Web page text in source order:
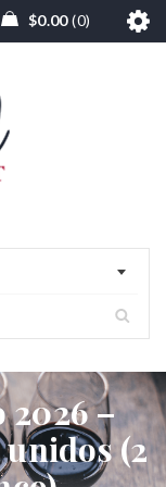
$0.00 0
2026 –
unidos (2